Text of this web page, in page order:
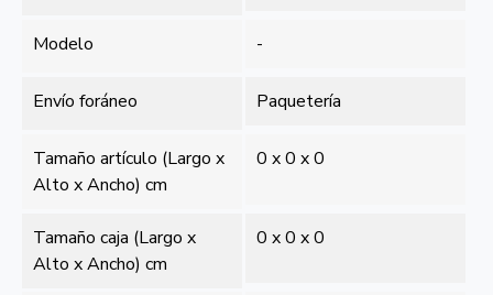
Modelo -
Envío foráneo Paquetería
Tamaño artículo (Largo x
Alto x Ancho) cm
0 x 0 x 0
Tamaño caja (Largo x
Alto x Ancho) cm
0 x 0 x 0